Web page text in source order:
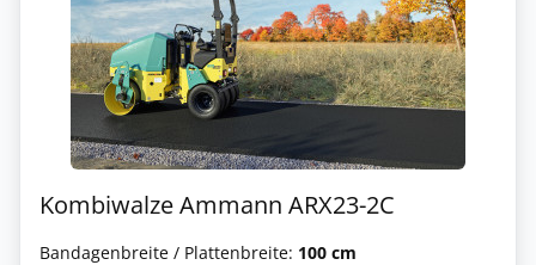
Kombiwalze Ammann ARX23-2C
Bandagenbreite / Plattenbreite: 100 cm